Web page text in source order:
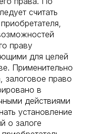
считать
праву
для целей
Применительно
залоговое право
в
действиями
установление
о залоге